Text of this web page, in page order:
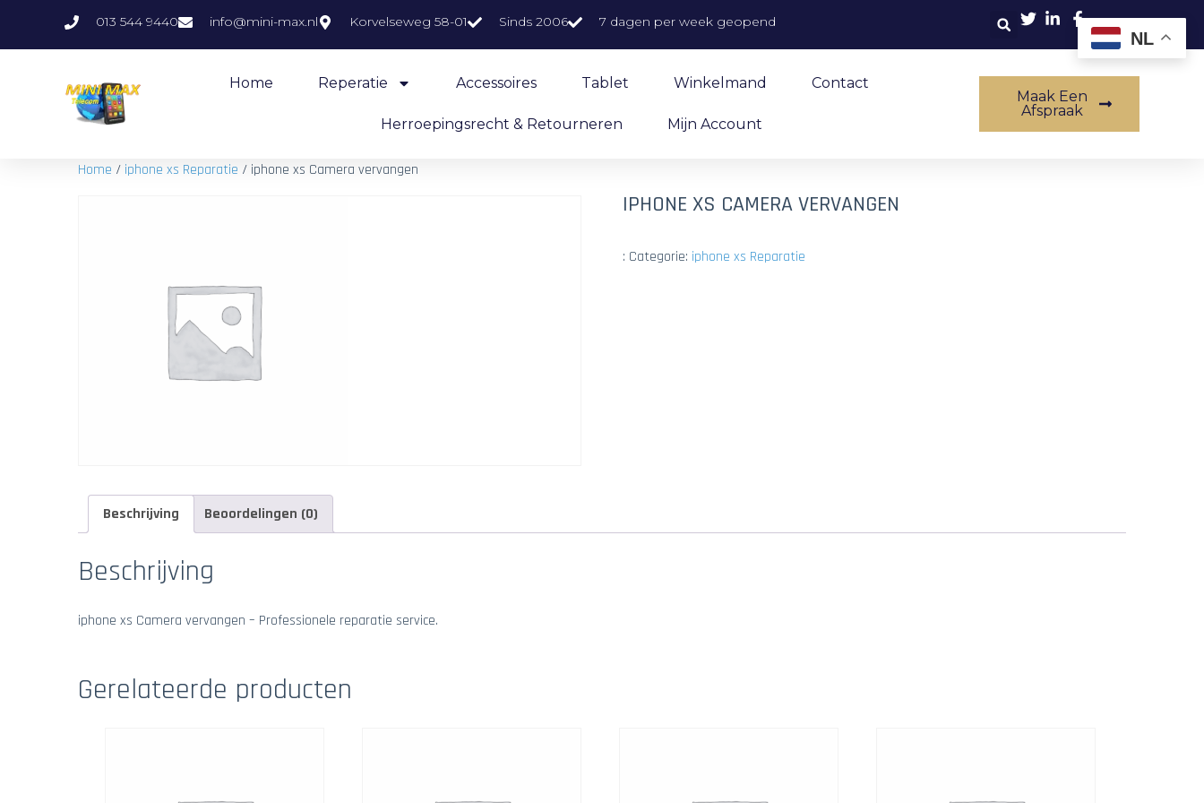
013 544 9440 info@mini-max.nl Korvelseweg 58-01 Sinds 2006 7 dagen per week geopend
Home Reperatie Accessoires Tablet Winkelmand Contact
Herroepingsrecht & Retourneren Mijn Account
Maak Een
Afspraak
Home / iphone xs Reparatie / iphone xs Camera vervangen
IPHONE XS CAMERA VERVANGEN
: Categorie: iphone xs Reparatie
Beschrijving Beoordelingen (0)
Beschrijving
iphone xs Camera vervangen – Professionele reparatie service.
Gerelateerde producten
NL